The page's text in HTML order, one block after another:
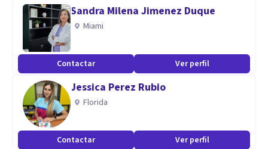
Autoestima y ansiedad.Sandra Milena Jimenez Duque
Miami
Contactar Ver perfil
Jessica Perez Rubio
Florida
Contactar Ver perfil